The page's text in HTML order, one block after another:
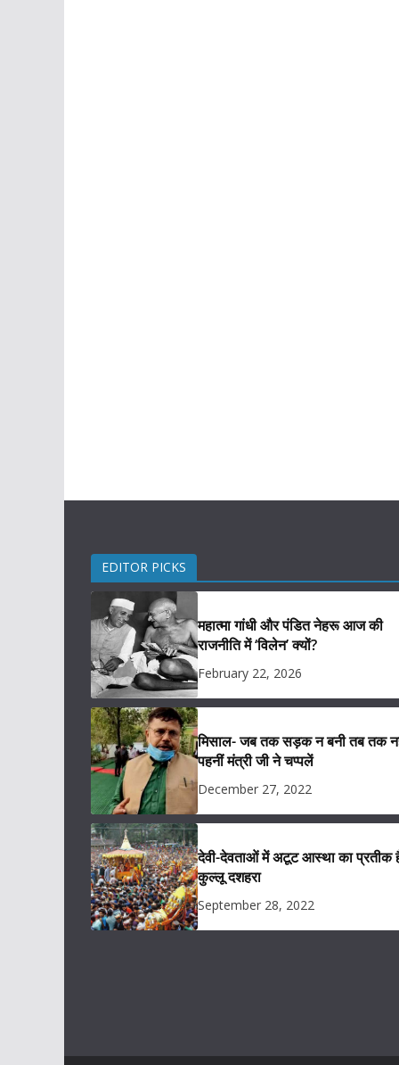
EDITOR PICKS
महात्मा गांधी और पंडित नेहरू आज की
राजनीति में ‘विलेन’ क्यों?
February 22, 2026
मिसाल- जब तक सड़क न बनी तब तक
पहनीं मंत्री जी ने चप्पलें
December 27, 2022
देवी-देवताओं में अटूट आस्था का प्रतीक
कुल्लू दशहरा
September 28, 2022